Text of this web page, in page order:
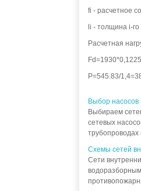
fi - расчетное
li - толщина i-
Расчетная
Р=545.83/
Выбор насосов
Выбираем
сетевых
трубопроводах
Схемы сетей
Сети
водоразборным